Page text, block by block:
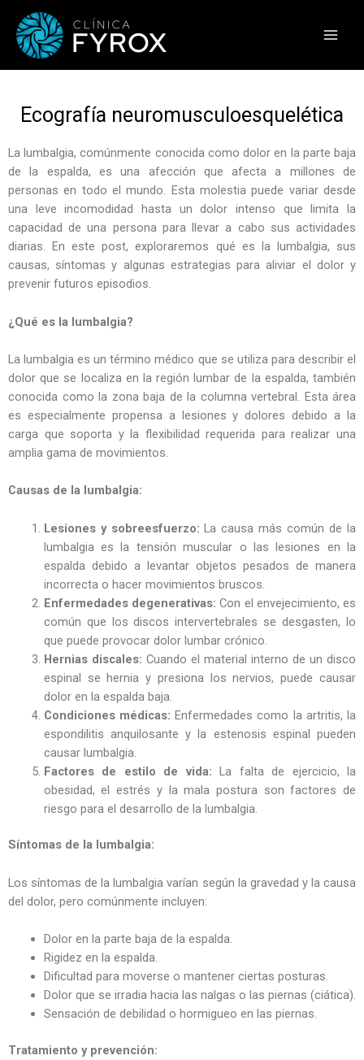
contenido
Ecografía neuromusculoesquelética
La lumbalgia, comúnmente conocida como dolor en la parte baja
de la espalda, es una afección que afecta a millones de
personas en todo el mundo. Esta molestia puede variar desde
una leve incomodidad hasta un dolor intenso que limita la
capacidad de una persona para llevar a cabo sus actividades
diarias. En este post, exploraremos qué es la lumbalgia, sus
causas, síntomas y algunas estrategias para aliviar el dolor y
prevenir futuros episodios.
¿Qué es la lumbalgia?
La lumbalgia es un término médico que se utiliza para describir el
dolor que se localiza en la región lumbar de la espalda, también
conocida como la zona baja de la columna vertebral. Esta área
es especialmente propensa a lesiones y dolores debido a la
carga que soporta y la flexibilidad requerida para realizar una
amplia gama de movimientos.
Causas de la lumbalgia:
Lesiones y sobreesfuerzo: La causa más común de la
lumbalgia es la tensión muscular o las lesiones en la
espalda debido a levantar objetos pesados de manera
incorrecta o hacer movimientos bruscos.
Enfermedades degenerativas: Con el envejecimiento, es
común que los discos intervertebrales se desgasten, lo
que puede provocar dolor lumbar crónico.
Hernias discales: Cuando el material interno de un disco
espinal se hernia y presiona los nervios, puede causar
dolor en la espalda baja.
Condiciones médicas: Enfermedades como la artritis, la
espondilitis anquilosante y la estenosis espinal pueden
causar lumbalgia.
Factores de estilo de vida: La falta de ejercicio, la
obesidad, el estrés y la mala postura son factores de
riesgo para el desarrollo de la lumbalgia.
Síntomas de la lumbalgia:
Los síntomas de la lumbalgia varían según la gravedad y la causa
del dolor, pero comúnmente incluyen:
Dolor en la parte baja de la espalda.
Rigidez en la espalda.
Dificultad para moverse o mantener ciertas posturas.
Dolor que se irradia hacia las nalgas o las piernas (ciática).
Sensación de debilidad o hormigueo en las piernas.
Tratamiento y prevención: